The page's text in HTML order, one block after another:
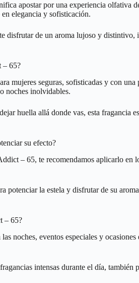
apostar por una experiencia olfativa
elegancia y sofisticación.
disfrutar de un aroma lujoso y
– 65?
mujeres seguras, sofisticadas y con
noches inolvidables.
huella allá donde vas, esta fragancia
su efecto?
– 65, te recomendamos aplicarlo en
potenciar la estela y disfrutar de su
– 65?
noches, eventos especiales y
intensas durante el día,